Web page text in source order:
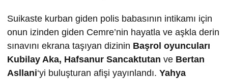
Suikaste kurban giden polis babasının intikamı için
onun izinden giden Cemre’nin hayatla ve aşkla derin
sınavını ekrana taşıyan dizinin Başrol oyuncuları
Kubilay Aka, Hafsanur Sancaktutan ve Bertan
Asllani‘yi buluşturan afişi yayınlandı. Yahya